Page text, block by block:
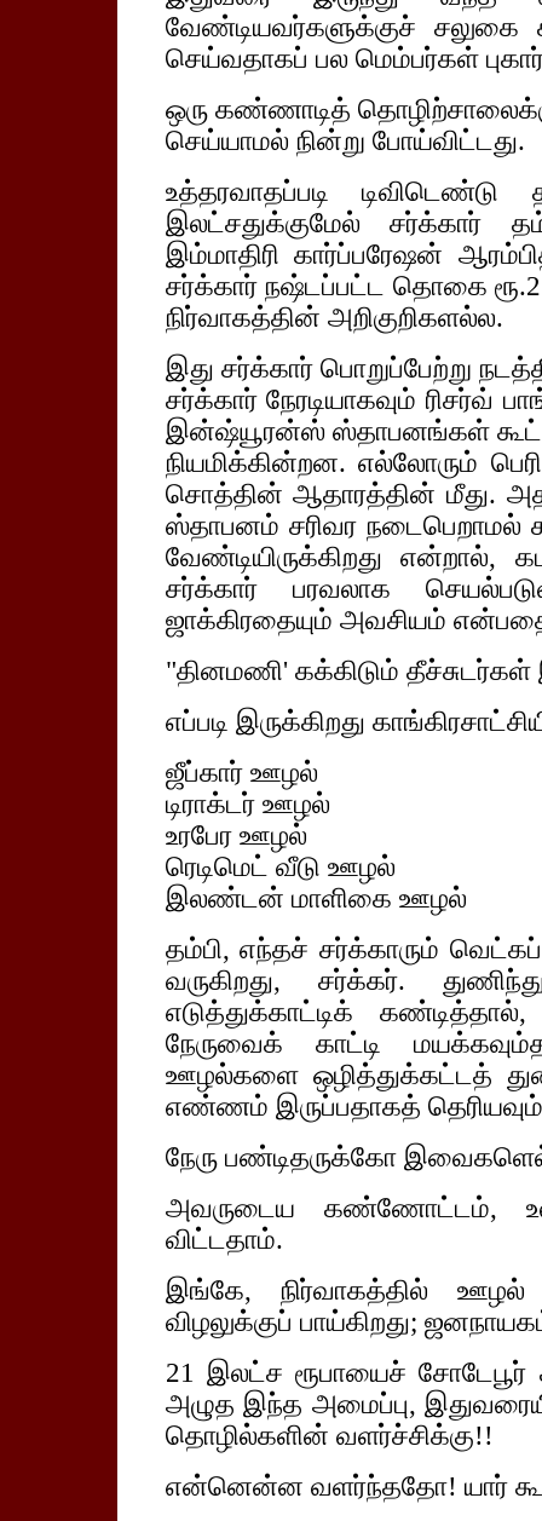
வேண்டியவர்களுக்குச் சலுகை
செய்வதாகப் பல மெம்பர்கள்
ஒரு கண்ணாடித்
செய்யாமல் நின்று போய்விட்டது.
உத்தரவாதப்படி
இலட்சதுக்குமேல் சர்க்கார்
இம்மாதிரி கார்ப்பரேஷன்
சர்க்கார் நஷ்டப்பட்ட தொகை
நிர்வாகத்தின் அறிகுறிகளல்ல.
இது சர்க்கார் பொறுப்பேற்று
சர்க்கார் நேரடியாகவும் ரிசர்வ்
இன்ஷ்யூரன்ஸ் ஸ்தாபனங்கள்
நியமிக்கின்றன. எல்லோரும்
சொத்தின் ஆதாரத்தின் மீது.
ஸ்தாபனம் சரிவர
வேண்டியிருக்கிறது
சர்க்கார் பரவலாக
ஜாக்கிரதையும் அவசியம்
"தினமணி' கக்கிடும்
எப்படி இருக்கிறது
ஜீப்கார் ஊழல்
டிராக்டர் ஊழல்
உரபேர ஊழல்
ரெடிமெட் வீடு ஊழல்
இலண்டன் மாளிகை ஊழல்
தம்பி, எந்தச் சர்க்காரும்
வருகிறது, சர்க்கர்.
எடுத்துக்காட்டிக்
நேருவைக் காட்டி
ஊழல்களை ஒழித்துக்கட்டத்
எண்ணம் இருப்பதாகத்
நேரு பண்டிதருக்கோ
அவருடைய கண்ணோட்டம்,
விட்டதாம்.
இங்கே, நிர்வாகத்தில் ஊழல்
விழலுக்குப் பாய்கிறது;
21 இலட்ச ரூபாயைச்
அழுத இந்த அமைப்பு,
தொழில்களின் வளர்ச்சிக்கு!!
என்னென்ன வளர்ந்ததோ! யார்